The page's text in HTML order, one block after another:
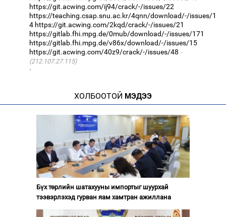
https://git.acwing.com/ij94/crack/-/issues/22
https://teaching.csap.snu.ac.kr/4qnn/download/-/issues/1
4 https://git.acwing.com/2kqd/crack/-/issues/21
https://gitlab.fhi.mpg.de/0mub/download/-/issues/171
https://gitlab.fhi.mpg.de/v86x/download/-/issues/15
https://git.acwing.com/40z9/crack/-/issues/48
(212.107.27.115)
·
ХОЛБООТОЙ МЭДЭЭ
Бүх төрлийн шатахууны импортыг шуурхай
тээвэрлэхэд гурван яам хамтран ажиллана